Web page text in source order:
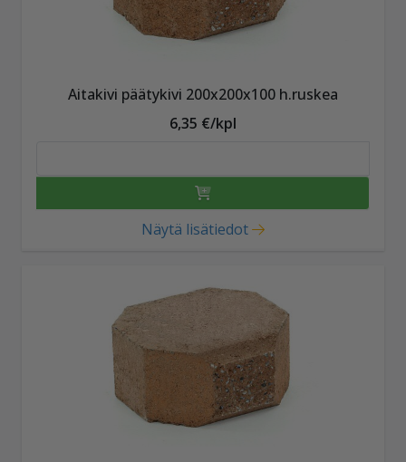
Aitakivi päätykivi 200x200x100 h.ruskea
6,35 €/kpl
Näytä lisätiedot